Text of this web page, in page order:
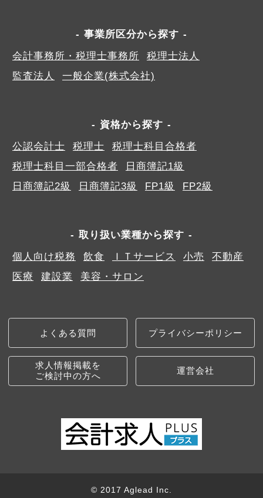
事業所区分から探す
会計事務所・税理士事務所
税理士法人
監査法人
一般企業(株式会社)
資格から探す
公認会計士
税理士
税理士科目合格者
税理士科目一部合格者
日商簿記1級
日商簿記2級
日商簿記3級 FP1級 FP2級
取り扱い業種から探す
個人向け税務
飲食 ＩＴサービス 小売
不動産
医療
建設業 美容・サロン
よくある質問 プライバシーポリシー
求人情報掲載を
ご検討中の方へ
運営会社
© 2017 Aglead Inc.